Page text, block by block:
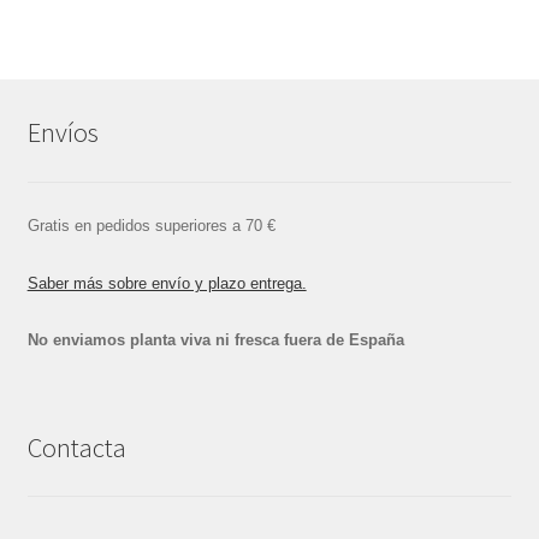
Envíos
Gratis en pedidos superiores a 70 €
Saber más sobre envío y plazo entrega.
No enviamos planta viva ni fresca fuera de España
Contacta